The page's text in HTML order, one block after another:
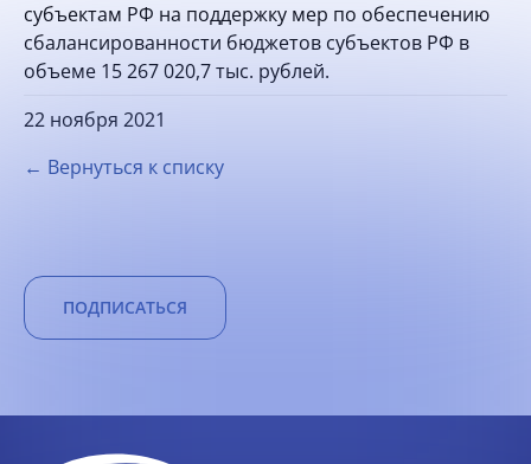
субъектам РФ на поддержку мер по обеспечению
сбалансированности бюджетов субъектов РФ в
объеме 15 267 020,7 тыс. рублей.
22 ноября 2021
← Вернуться к списку
ПОДПИСАТЬСЯ